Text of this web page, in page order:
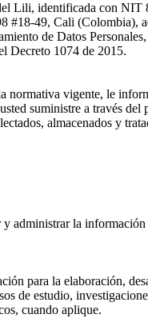
Lili, identificada con NIT
#18-49, Cali (Colombia),
de Datos
Decreto 1074 de 2015.
normativa vigente, le
suministre a través del
almacenados y
y administrar la información
para la elaboración,
de estudio,
cuando aplique.